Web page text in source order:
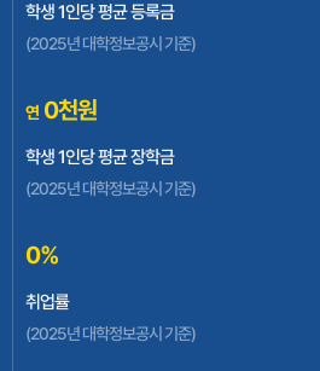
학생 1인당 평균 등록금
(2025년 대학정보공시 기준)
연 0천원
학생 1인당 평균 장학금
(2025년 대학정보공시 기준)
0%
취업률
(2025년 대학정보공시 기준)